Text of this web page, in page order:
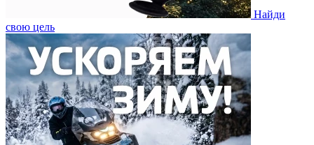
Найди
свою цель